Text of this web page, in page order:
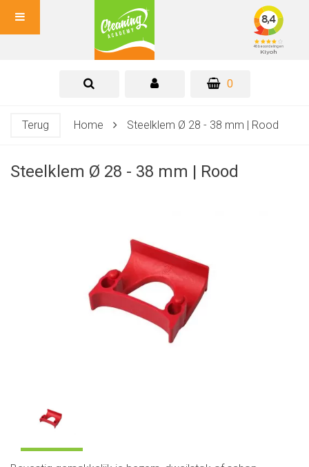
0
Terug Home Steelklem Ø 28 - 38 mm | Rood
Steelklem Ø 28 - 38 mm | Rood